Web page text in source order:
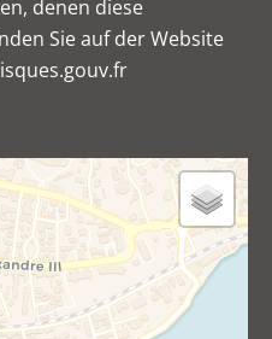
denen diese
Sie auf der Website